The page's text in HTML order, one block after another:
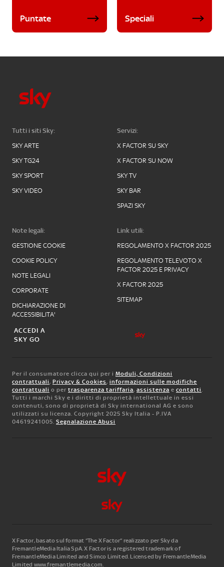
Puntate Speciali
Tutti i siti Sky:
SKY ARTE
SKY TG24
SKY SPORT
SKY VIDEO
Servizi:
X FACTOR SU SKY
X FACTOR SU NOW
SKY TV
SKY BAR
SPAZI SKY
Note legali:
GESTIONE COOKIE
COOKIE POLICY
NOTE LEGALI
CORPORATE
DICHIARAZIONE DI
ACCESSIBILITA'
Link utili:
REGOLAMENTO X FACTOR 2025
REGOLAMENTO TELEVOTO X
FACTOR 2025 E PRIVACY
X FACTOR 2025
SITEMAP
ACCEDI A
SKY GO
Per il consumatore clicca qui per i Moduli, Condizioni
contrattuali, Privacy & Cookies, informazioni sulle modifiche
contrattuali o per trasparenza tariffaria, assistenza e contatti.
Tutti i marchi Sky e i diritti di proprietà intellettuale in essi
contenuti, sono di proprietà di Sky international AG e sono
utilizzati su licenza. Copyright 2025 Sky Italia - P.IVA
04619241005. Segnalazione Abusi
X Factor, basato sul format “The X Factor” realizzato per Sky da
FremantleMedia Italia SpA.X Factor is a registered trademark of
FremantleMedia Limited and Simco Limited. Licensed by FremantleMedia
Limited www.fremantlemedia.com.